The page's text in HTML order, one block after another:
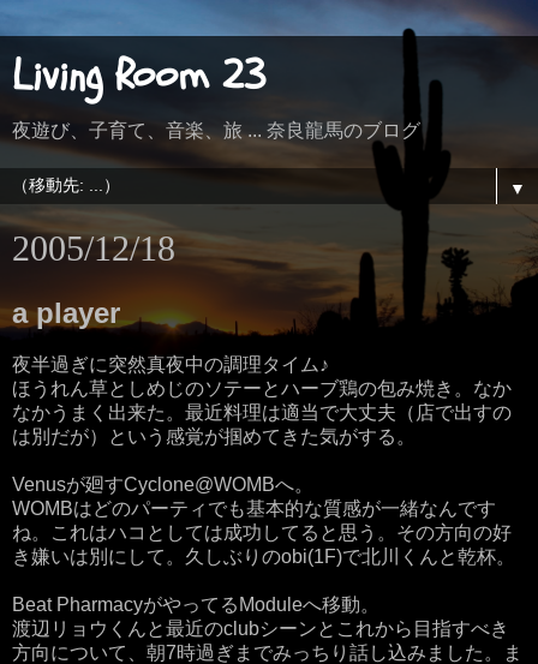
Living Room 23
夜遊び、子育て、音楽、旅 ... 奈良龍馬のブログ
▼
2005/12/18
a player
夜半過ぎに突然真夜中の調理タイム♪
ほうれん草としめじのソテーとハーブ鶏の包み焼き。なか
なかうまく出来た。最近料理は適当で大丈夫（店で出すの
は別だが）という感覚が掴めてきた気がする。
Venusが廻すCyclone@WOMBへ。
WOMBはどのパーティでも基本的な質感が一緒なんです
ね。これはハコとしては成功してると思う。その方向の好
き嫌いは別にして。久しぶりのobi(1F)で北川くんと乾杯。
Beat PharmacyがやってるModuleへ移動。
渡辺リョウくんと最近のclubシーンとこれから目指すべき
方向について、朝7時過ぎまでみっちり話し込みました。ま